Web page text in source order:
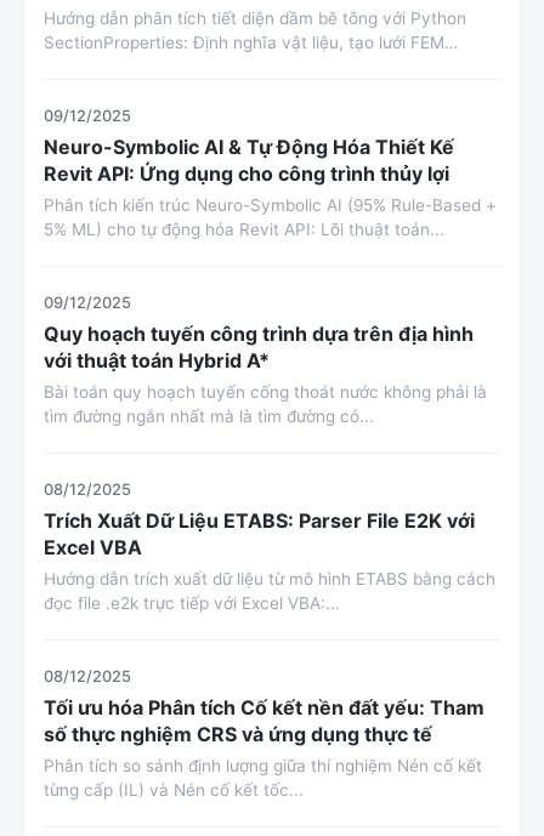
Hướng dẫn phân tích tiết diện dầm bê tông với Python
SectionProperties: Định nghĩa vật liệu, tạo lưới FEM
09/12/2025
Neuro-Symbolic AI & Tự Động Hóa Thiết Kế
Revit API: Ứng dụng cho công trình thủy lợi
Phân tích kiến trúc Neuro-Symbolic AI (95% Rule-Based +
5% ML) cho tự động hóa Revit API: Lõi thuật toán...
09/12/2025
Quy hoạch tuyến công trình dựa trên địa hình
với thuật toán Hybrid A*
Bài toán quy hoạch tuyến cống thoát nước không phải là
tìm đường ngắn nhất mà là tìm đường có...
08/12/2025
Trích Xuất Dữ Liệu ETABS: Parser File E2K với
Excel VBA
Hướng dẫn trích xuất dữ liệu từ mô hình ETABS bằng cách
đọc file .e2k trực tiếp với Excel VBA:...
08/12/2025
Tối ưu hóa Phân tích Cố kết nền đất yếu: Tham
số thực nghiệm CRS và ứng dụng thực tế
Phân tích so sánh định lượng giữa thí nghiệm Nén cố kết
từng cấp (IL) và Nén cố kết tốc...